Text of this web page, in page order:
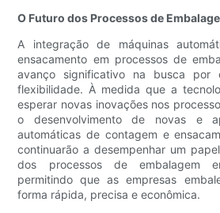
O Futuro dos Processos de
A integração de máquinas
ensacamento em processos de
avanço significativo na busca por
flexibilidade. À medida que a
esperar novas inovações nos
o desenvolvimento de novas e
automáticas de contagem e
continuarão a desempenhar um
dos processos de embalagem
permitindo que as empresas
forma rápida, precisa e econômica.